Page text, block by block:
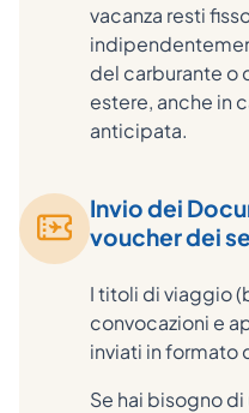
vacanza resti
del carburante o
estere, anche in
anticipata.
Invio dei
voucher dei
I titoli di viaggio
convocazioni e
inviati in formato
Se hai bisogno